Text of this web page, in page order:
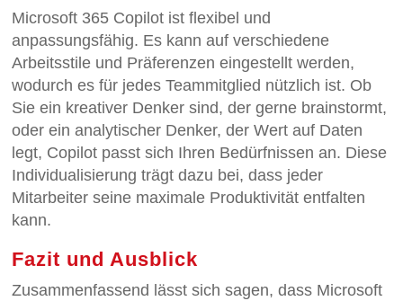
Microsoft 365 Copilot ist flexibel und
anpassungsfähig. Es kann auf verschiedene
Arbeitsstile und Präferenzen eingestellt werden,
wodurch es für jedes Teammitglied nützlich ist. Ob
Sie ein kreativer Denker sind, der gerne brainstormt,
oder ein analytischer Denker, der Wert auf Daten
legt, Copilot passt sich Ihren Bedürfnissen an. Diese
Individualisierung trägt dazu bei, dass jeder
Mitarbeiter seine maximale Produktivität entfalten
kann.
Fazit und Ausblick
Zusammenfassend lässt sich sagen, dass Microsoft